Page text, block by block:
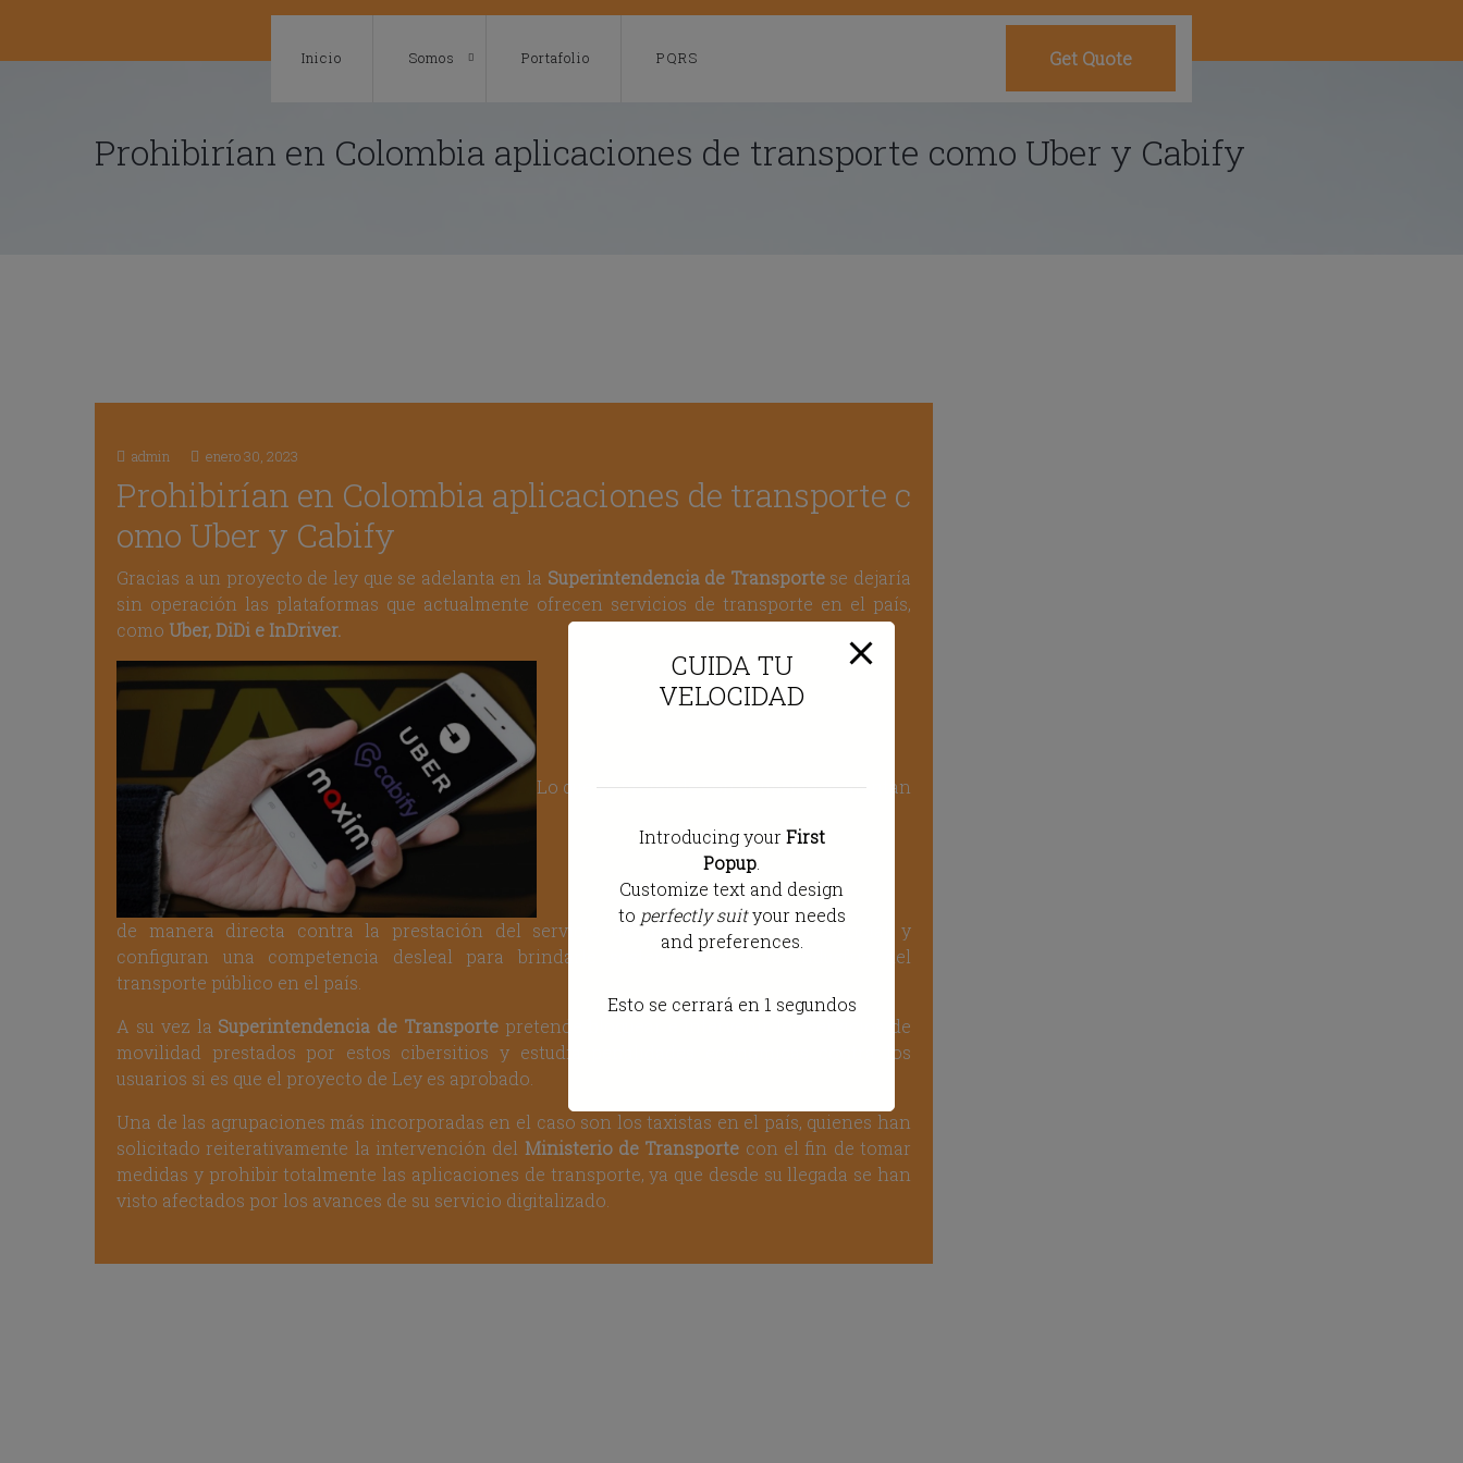
content
Inicio Somos Portafolio PQRS Get Quote
Prohibirían en Colombia aplicaciones de transporte como Uber y Cabify
admin enero 30, 2023
Prohibirían en Colombia aplicaciones de transporte c
omo Uber y Cabify
Gracias a un proyecto de ley que se adelanta en la Superintendencia de Transportese dejaría
sin operación las plataformas que actualmente ofrecen servicios de transporte en el país,
como Uber, DiDi e InDriver.
Lo que se pretende con el mismo es atentan
de manera directa contra la prestación del servicio detransporte públicoesencial y
configuran una competencia desleal para brindarle sostenibilidad a la industria del
transporte público en el país.
A su vez la Superintendencia de Transporte pretende bloquear e intervenir los servicios de
movilidad prestados por estos cibersitios y estudia penalidades económicas contra los
usuarios si es que el proyecto de Ley es aprobado.
Una de las agrupaciones más incorporadas en el caso son los taxistas en el país, quienes han
solicitado reiterativamente la intervención del Ministerio de Transporte con el fin de tomar
medidas y prohibir totalmente las aplicaciones de transporte, ya que desde su llegada se han
visto afectados por los avances de su servicio digitalizado.
modal-check
CUIDA TU
VELOCIDAD
Popup.
toperfectly suityour needs
and preferences.
Esto se cerrará en